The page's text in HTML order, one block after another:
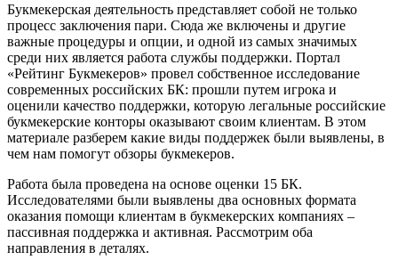
Букмекерская деятельность представляет собой не только
процесс заключения пари. Сюда же включены и другие
важные процедуры и опции, и одной из самых значимых
среди них является работа службы поддержки. Портал
«Рейтинг Букмекеров» провел собственное исследование
современных российских БК: прошли путем игрока и
оценили качество поддержки, которую легальные российские
букмекерские конторы оказывают своим клиентам. В этом
материале разберем какие виды поддержек были выявлены, в
чем нам помогут обзоры букмекеров.
Работа была проведена на основе оценки 15 БК.
Исследователями были выявлены два основных формата
оказания помощи клиентам в букмекерских компаниях –
пассивная поддержка и активная. Рассмотрим оба
направления в деталях.